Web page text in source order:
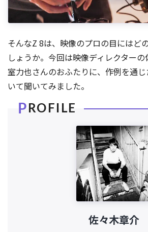
そんなZ 8は、映像のプロの目にはど
しょうか。今回は映像ディレクター
室力也さんのおふたりに、作例を通
いて聞いてみました。
佐々木章介